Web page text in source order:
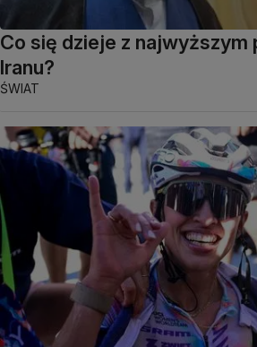
Co się dzieje z najwyższym
Iranu?
ŚWIAT